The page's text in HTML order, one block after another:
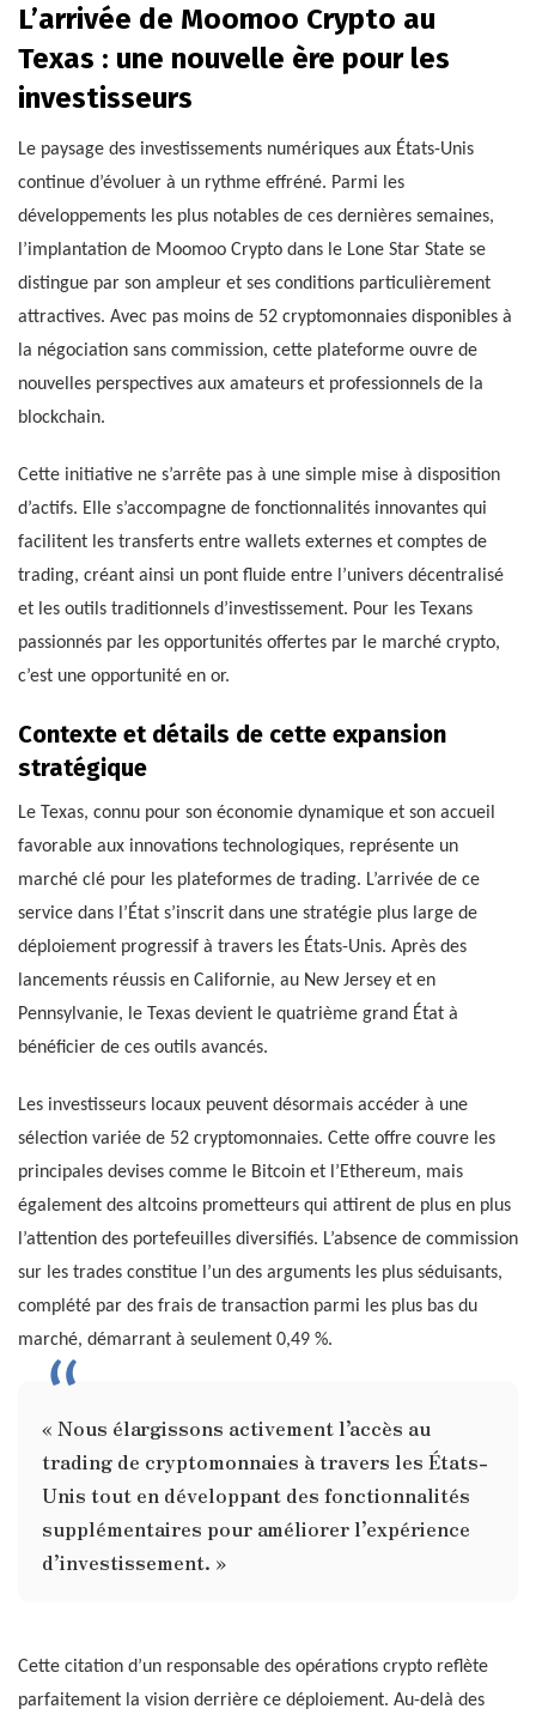
L’arrivée de Moomoo Crypto au
Texas : une nouvelle ère pour les
investisseurs
Le paysage des investissements numériques aux États-Unis
continue d’évoluer à un rythme effréné. Parmi les
développements les plus notables de ces dernières semaines,
l’implantation de Moomoo Crypto dans le Lone Star State se
distingue par son ampleur et ses conditions particulièrement
attractives. Avec pas moins de 52 cryptomonnaies disponibles à
la négociation sans commission, cette plateforme ouvre de
nouvelles perspectives aux amateurs et professionnels de la
blockchain.
Cette initiative ne s’arrête pas à une simple mise à disposition
d’actifs. Elle s’accompagne de fonctionnalités innovantes qui
facilitent les transferts entre wallets externes et comptes de
trading, créant ainsi un pont fluide entre l’univers décentralisé
et les outils traditionnels d’investissement. Pour les Texans
passionnés par les opportunités offertes par le marché crypto,
c’est une opportunité en or.
Contexte et détails de cette expansion
stratégique
Le Texas, connu pour son économie dynamique et son accueil
favorable aux innovations technologiques, représente un
marché clé pour les plateformes de trading. L’arrivée de ce
service dans l’État s’inscrit dans une stratégie plus large de
déploiement progressif à travers les États-Unis. Après des
lancements réussis en Californie, au New Jersey et en
Pennsylvanie, le Texas devient le quatrième grand État à
bénéficier de ces outils avancés.
Les investisseurs locaux peuvent désormais accéder à une
sélection variée de 52 cryptomonnaies. Cette offre couvre les
principales devises comme le Bitcoin et l’Ethereum, mais
également des altcoins prometteurs qui attirent de plus en plus
l’attention des portefeuilles diversifiés. L’absence de commission
sur les trades constitue l’un des arguments les plus séduisants,
complété par des frais de transaction parmi les plus bas du
marché, démarrant à seulement 0,49 %.
« Nous élargissons activement l’accès au
trading de cryptomonnaies à travers les États-
Unis tout en développant des fonctionnalités
supplémentaires pour améliorer l’expérience
d’investissement. »
Cette citation d’un responsable des opérations crypto reflète
parfaitement la vision derrière ce déploiement. Au-delà des